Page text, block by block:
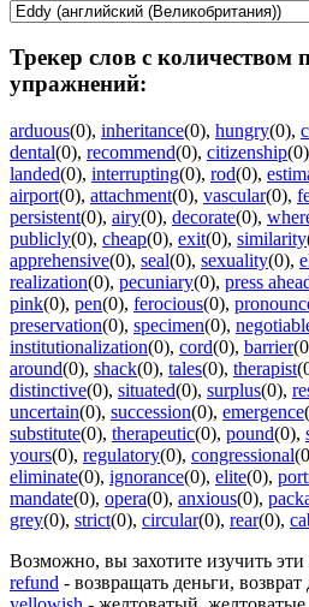
Трекер слов с количеством
упражнений:
arduous(0), inheritance(0), hungry(0),
dental(0), recommend(0), citizenship(0)
landed(0), interrupting(0), rod(0),
airport(0), attachment(0), vascular(0),
persistent(0), airy(0), decorate(0),
publicly(0), cheap(0), exit(0), similarity
apprehensive(0), seal(0), sexuality(0),
realization(0), pecuniary(0), press
pink(0), pen(0), ferocious(0),
preservation(0), specimen(0),
institutionalization(0), cord(0), barrier
around(0), shack(0), tales(0), therapist
distinctive(0), situated(0), surplus(0),
uncertain(0), succession(0), emergence
substitute(0), therapeutic(0), pound(0),
yours(0), regulatory(0), congressional
eliminate(0), ignorance(0), elite(0),
mandate(0), opera(0), anxious(0),
grey(0), strict(0), circular(0), rear(0),
Возможно, вы захотите изучить эти
refund - возвращать деньги,